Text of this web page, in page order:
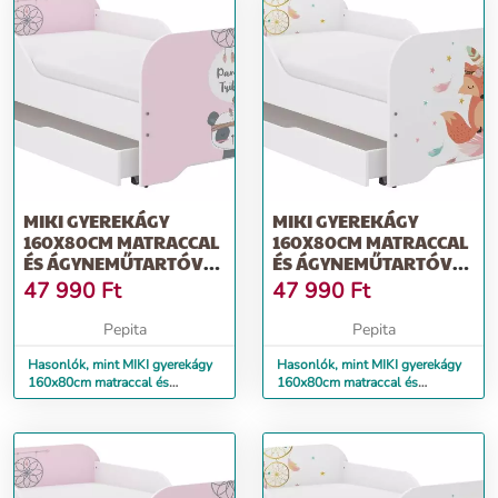
MIKI GYEREKÁGY
160X80CM MATRACCAL
ÉS ÁGYNEMŰTARTÓVAL
- BOHO PANDA
47 990 Ft
Pepita
Hasonlók, mint MIKI gyerekágy
160x80cm matraccal és
ágyneműtartóval - boho panda
MIKI GYEREKÁGY
160X80CM MATRACCAL
ÉS ÁGYNEMŰTARTÓVAL
- BOHO RÓKA
47 990 Ft
Pepita
Hasonlók, mint MIKI gyerekágy
160x80cm matraccal és
ágyneműtartóval - boho róka